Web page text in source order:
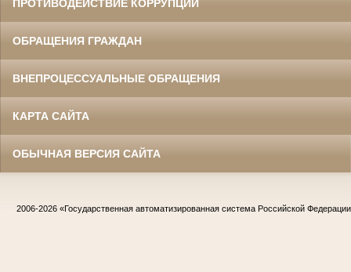
ПРОТИВОДЕЙСТВИЕ КОРРУПЦИИ
ОБРАЩЕНИЯ ГРАЖДАН
ВНЕПРОЦЕССУАЛЬНЫЕ ОБРАЩЕНИЯ
КАРТА САЙТА
ОБЫЧНАЯ ВЕРСИЯ САЙТА
2006-2026 «Государственная автоматизированная система Российской